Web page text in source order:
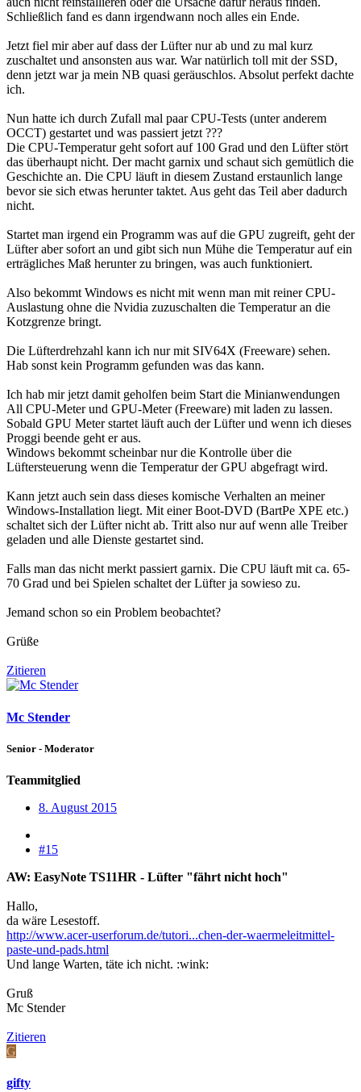
Schließlich fand es dann irgendwann noch alles ein Ende.
Jetzt fiel mir aber auf dass der Lüfter nur ab und zu mal kurz
zuschaltet und ansonsten aus war. War natürlich toll mit der SSD,
denn jetzt war ja mein NB quasi geräuschlos. Absolut perfekt dachte
ich.
Nun hatte ich durch Zufall mal paar CPU-Tests (unter anderem
OCCT) gestartet und was passiert jetzt ???
Die CPU-Temperatur geht sofort auf 100 Grad und den Lüfter stört
das überhaupt nicht. Der macht garnix und schaut sich gemütlich die
Geschichte an. Die CPU läuft in diesem Zustand erstaunlich lange
bevor sie sich etwas herunter taktet. Aus geht das Teil aber dadurch
nicht.
Startet man irgend ein Programm was auf die GPU zugreift, geht der
Lüfter aber sofort an und gibt sich nun Mühe die Temperatur auf ein
erträgliches Maß herunter zu bringen, was auch funktioniert.
Also bekommt Windows es nicht mit wenn man mit reiner CPU-
Auslastung ohne die Nvidia zuzuschalten die Temperatur an die
Kotzgrenze bringt.
Die Lüfterdrehzahl kann ich nur mit SIV64X (Freeware) sehen.
Hab sonst kein Programm gefunden was das kann.
Ich hab mir jetzt damit geholfen beim Start die Minianwendungen
All CPU-Meter und GPU-Meter (Freeware) mit laden zu lassen.
Sobald GPU Meter startet läuft auch der Lüfter und wenn ich dieses
Proggi beende geht er aus.
Windows bekommt scheinbar nur die Kontrolle über die
Lüftersteuerung wenn die Temperatur der GPU abgefragt wird.
Kann jetzt auch sein dass dieses komische Verhalten an meiner
Windows-Installation liegt. Mit einer Boot-DVD (BartPe XPE etc.)
schaltet sich der Lüfter nicht ab. Tritt also nur auf wenn alle Treiber
geladen und alle Dienste gestartet sind.
Falls man das nicht merkt passiert garnix. Die CPU läuft mit ca. 65-
70 Grad und bei Spielen schaltet der Lüfter ja sowieso zu.
Jemand schon so ein Problem beobachtet?
Grüße
Zitieren
Mc Stender
Senior - Moderator
Teammitglied
8. August 2015
#15
AW: EasyNote TS11HR - Lüfter "fährt nicht hoch"
Hallo,
da wäre Lesestoff.
http://www.acer-userforum.de/tutori...chen-der-waermeleitmittel-
paste-und-pads.html
Und lange Warten, täte ich nicht. :wink:
Gruß
Mc Stender
Zitieren
G
gifty